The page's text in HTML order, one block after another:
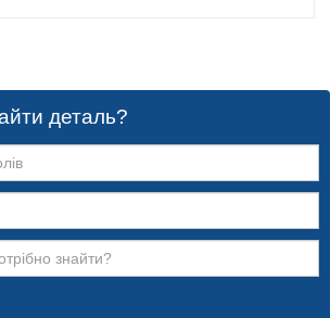
деталь?